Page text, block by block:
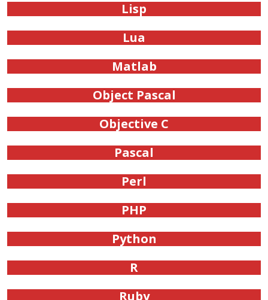
Lisp
Lua
Matlab
Object Pascal
Objective C
Pascal
Perl
PHP
Python
R
Ruby